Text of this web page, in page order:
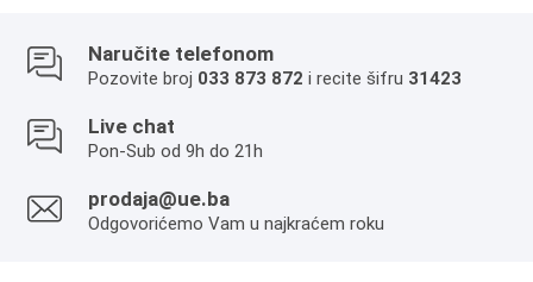
Naručite telefonom
Pozovite broj 033 873 872 i recite šifru 31423
Live chat
Pon-Sub od 9h do 21h
prodaja@ue.ba
Odgovorićemo Vam u najkraćem roku